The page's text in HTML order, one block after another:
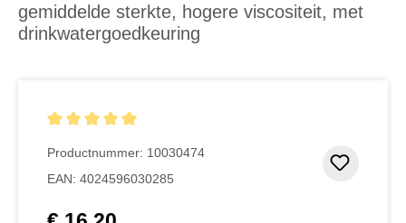
gemiddelde sterkte, hogere viscositeit, met
drinkwatergoedkeuring
Productnummer: 10030474
EAN: 4024596030285
Normale prijs: